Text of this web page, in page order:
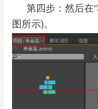
第四步：然后在“
图所示)。